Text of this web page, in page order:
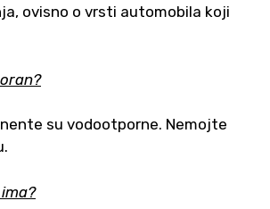
ovisno o vrsti automobila koji
su vodootporne. Nemojte